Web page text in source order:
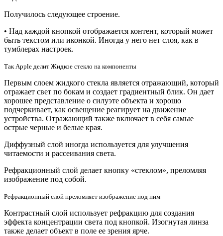
Получилось следующее строение.
• Над каждой кнопкой отображается контент, который может
быть текстом или иконкой. Иногда у него нет слоя, как в
тумблерах настроек.
Так Apple делит Жидкое стекло на компоненты
Первым слоем жидкого стекла является отражающий, который
отражает свет по бокам и создает градиентный блик. Он дает
хорошее представление о силуэте объекта и хорошо
подчеркивает, как освещение реагирует на движение
устройства. Отражающий также включает в себя самые
острые черные и белые края.
Диффузный слой иногда используется для улучшения
читаемости и рассеивания света.
Рефракционный слой делает кнопку «стеклом», преломляя
изображение под собой.
Рефракционный слой преломляет изображение под ним
Контрастный слой использует рефракцию для создания
эффекта концентрации света под кнопкой. Изогнутая линза
также делает объект в поле ее зрения ярче.